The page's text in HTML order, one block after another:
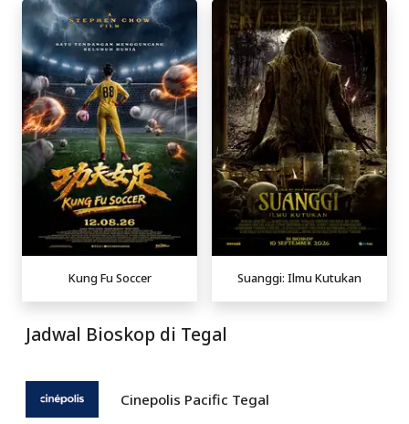
Kung Fu Soccer Suanggi: Ilmu Kutukan
Jadwal Bioskop di Tegal
Cinepolis Pacific Tegal